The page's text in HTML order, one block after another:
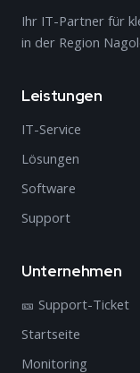
Ihr IT-Partner für
in der Region
Leistungen
IT-Service
Lösungen
Software
Support
Unternehmen
🎫 Support-Ticket
Startseite
Monitoring